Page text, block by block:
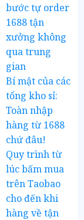
bước tự order
1688 tận
xưởng không
qua trung
gian
Bí mật của các
tổng kho sỉ:
Toàn nhập
hàng từ 1688
chứ đâu!
Quy trình từ
lúc bấm mua
trên Taobao
cho đến khi
hàng về tận